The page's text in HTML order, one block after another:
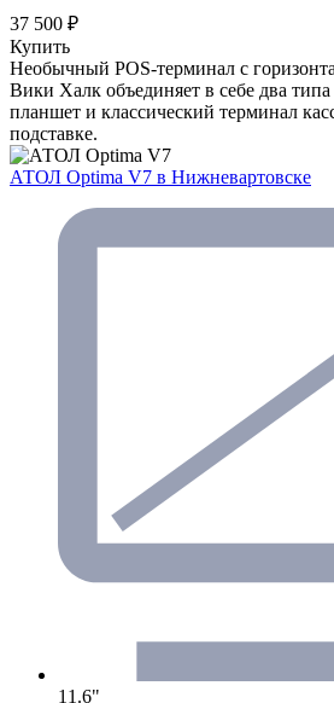
37 500 ₽
Купить
Необычный POS-терминал с
Вики Халк объединяет в себе два
планшет и классический терминал
подставке.
АТОЛ Optima V7 в Нижневартовске
11.6"